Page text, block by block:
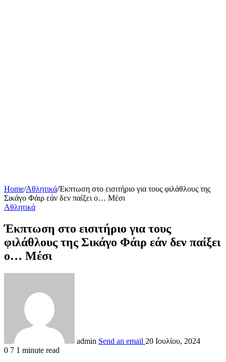
Home/Αθλητικά/Έκπτωση στο εισιτήριο για τους φιλάθλους της
Σικάγο Φάιρ εάν δεν παίξει ο… Μέσι
Αθλητικά
Έκπτωση στο εισιτήριο για τους
φιλάθλους της Σικάγο Φάιρ εάν δεν παίξει
ο… Μέσι
admin Send an email 20 Ιουλίου, 2024
0 7 1 minute read